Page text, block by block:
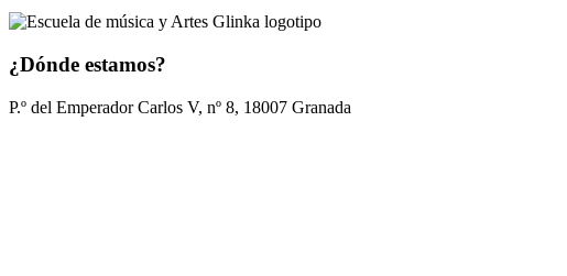
¿Dónde estamos?
P.º del Emperador Carlos V, nº 8, 18007 Granada